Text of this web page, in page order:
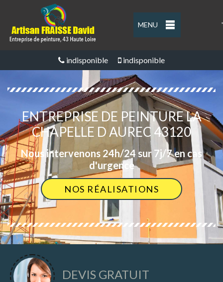
MENU '
indisponible indisponible
ENTREPRISE DE PEINTURE LA
CHAPELLE D AUREC 43120
Nous intervenons 24h/24 sur 7j/7 en cas
d'urgence
NOS RÉALISATIONS
DEVIS GRATUIT